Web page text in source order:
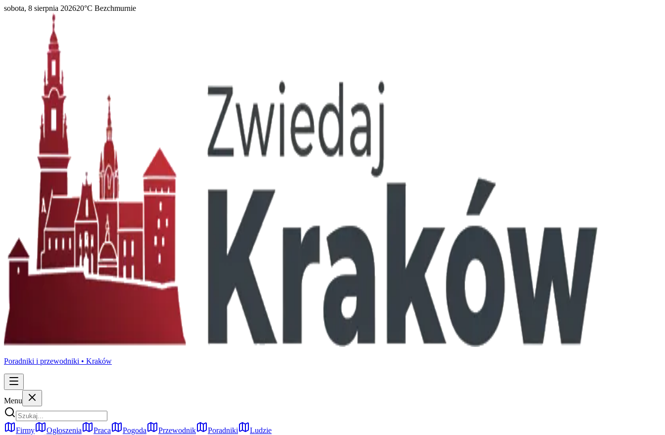
sobota, 8 sierpnia 202620°C Bezchmurnie
Poradniki i przewodniki • Kraków
Menu
Firmy Ogłoszenia Praca Pogoda Przewodnik Poradniki
Ludzie